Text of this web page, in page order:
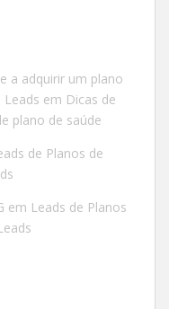
a adquirir um plano
Leads em Dicas de
plano de saúde
de Planos de
em Leads de Planos